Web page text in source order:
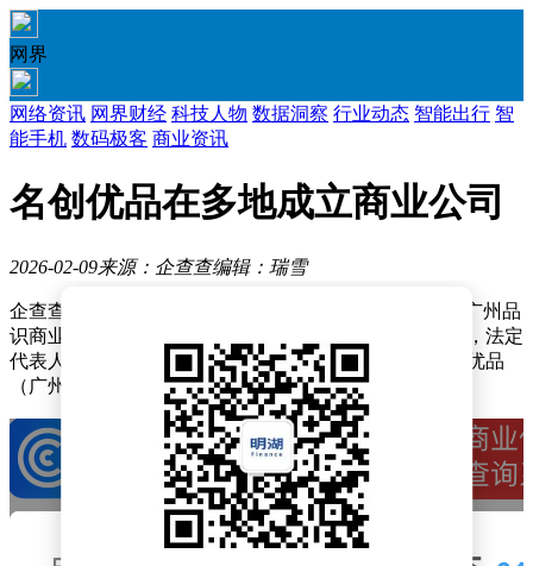
网界
网络资讯 网界财经 科技人物 数据洞察 行业动态 智能出行 智
能手机 数码极客 商业资讯
名创优品在多地成立商业公司
2026-02-09来源：企查查编辑：瑞雪
企查查APP显示，近日，北京品识商业发展有限公司、广州品
识商业贸易有限公司、厦门品识商业发展有限公司成立，法定
代表人同为周书。企查查股权穿透显示，三者皆由名创优品
（广州）有限责任公司间接全资持股。